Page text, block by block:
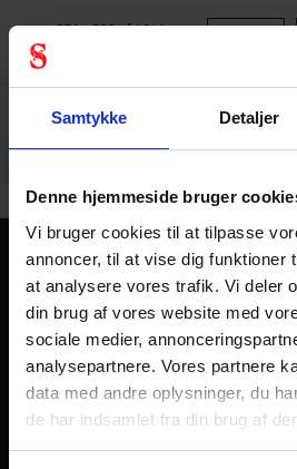
Samtykke Detaljer
Denne hjemmeside bruger
Vi bruger cookies til at tilpasse
annoncer, til at vise dig funktioner
at analysere vores trafik. Vi deler
din brug af vores website med
sociale medier,
analysepartnere. Vores partnere
data med andre oplysninger, du
de har indsamlet fra din brug af
mere omvores cookies
876 - 888af1216
Kom sikkert hjem -
Personlig sikkerhed handler kort
hjem fra arbejde hver dag, året
skæbnesvanger dag til at ændre et
omkring det. Derfor finder du hos
sikkerhedsudstyr såsom
sikkerhedshjelme,sikkerhedssko